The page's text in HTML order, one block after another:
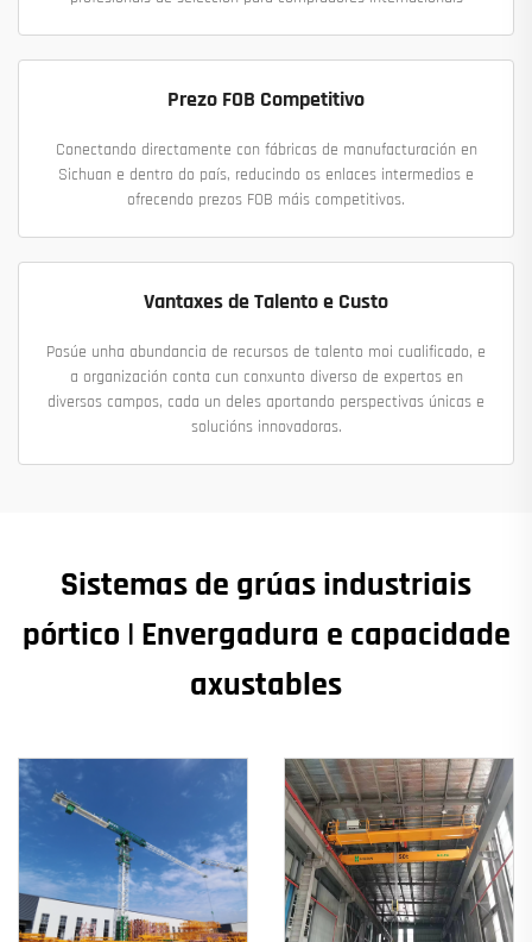
Prezo FOB Competitivo
Conectando directamente con fábricas de manufacturación en
Sichuan e dentro do país, reducindo os enlaces intermedios e
ofrecendo prezos FOB máis competitivos.
Vantaxes de Talento e Custo
Posúe unha abundancia de recursos de talento moi cualificado, e
a organización conta cun conxunto diverso de expertos en
diversos campos, cada un deles aportando perspectivas únicas e
solucións innovadoras.
Sistemas de grúas industriais
pórtico | Envergadura e capacidade
axustables